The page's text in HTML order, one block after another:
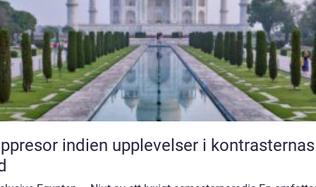
indien upplevelser i kontrasternas